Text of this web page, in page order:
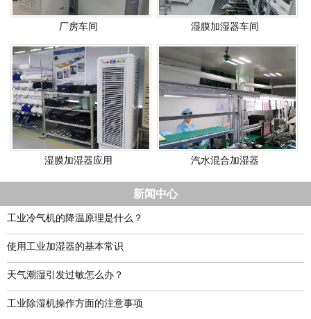
厂房车间 湿膜加湿器车间
湿膜加湿器应用 汽水混合加湿器
新闻中心
工业冷气机的降温原理是什么？
使用工业加湿器的基本常识
天气潮湿引发过敏怎么办？
工业除湿机操作方面的注意事项